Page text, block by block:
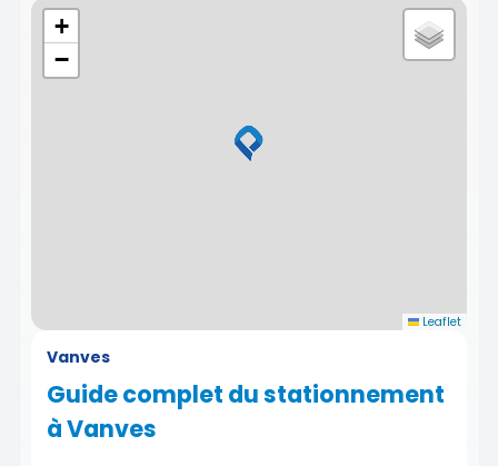
+
−
Leaflet
Vanves
Guide complet du stationnement
à Vanves